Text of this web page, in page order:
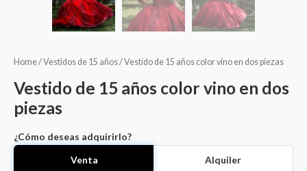
Home/Vestidos de 15 años/ Vestido de 15 años color vino en dos piezas
Vestido de 15 años color vino en dos
piezas
¿Cómo deseas adquirirlo?
Venta
Alquiler